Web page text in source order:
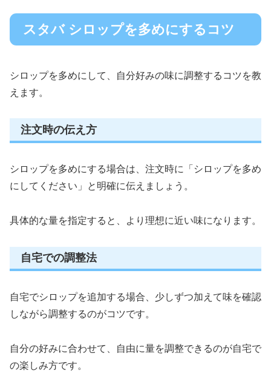
スタバ シロップを多めにするコツ
シロップを多めにして、自分好みの味に調整するコツを教
えます。
注文時の伝え方
シロップを多めにする場合は、注文時に「シロップを多め
にしてください」と明確に伝えましょう。
具体的な量を指定すると、より理想に近い味になります。
自宅での調整法
自宅でシロップを追加する場合、少しずつ加えて味を確認
しながら調整するのがコツです。
自分の好みに合わせて、自由に量を調整できるのが自宅で
の楽しみ方です。